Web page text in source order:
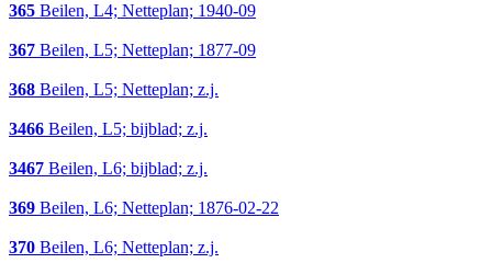
365 Beilen, L4; Netteplan; 1940-09
367 Beilen, L5; Netteplan; 1877-09
368 Beilen, L5; Netteplan; z.j.
3466 Beilen, L5; bijblad; z.j.
3467 Beilen, L6; bijblad; z.j.
369 Beilen, L6; Netteplan; 1876-02-22
370 Beilen, L6; Netteplan; z.j.